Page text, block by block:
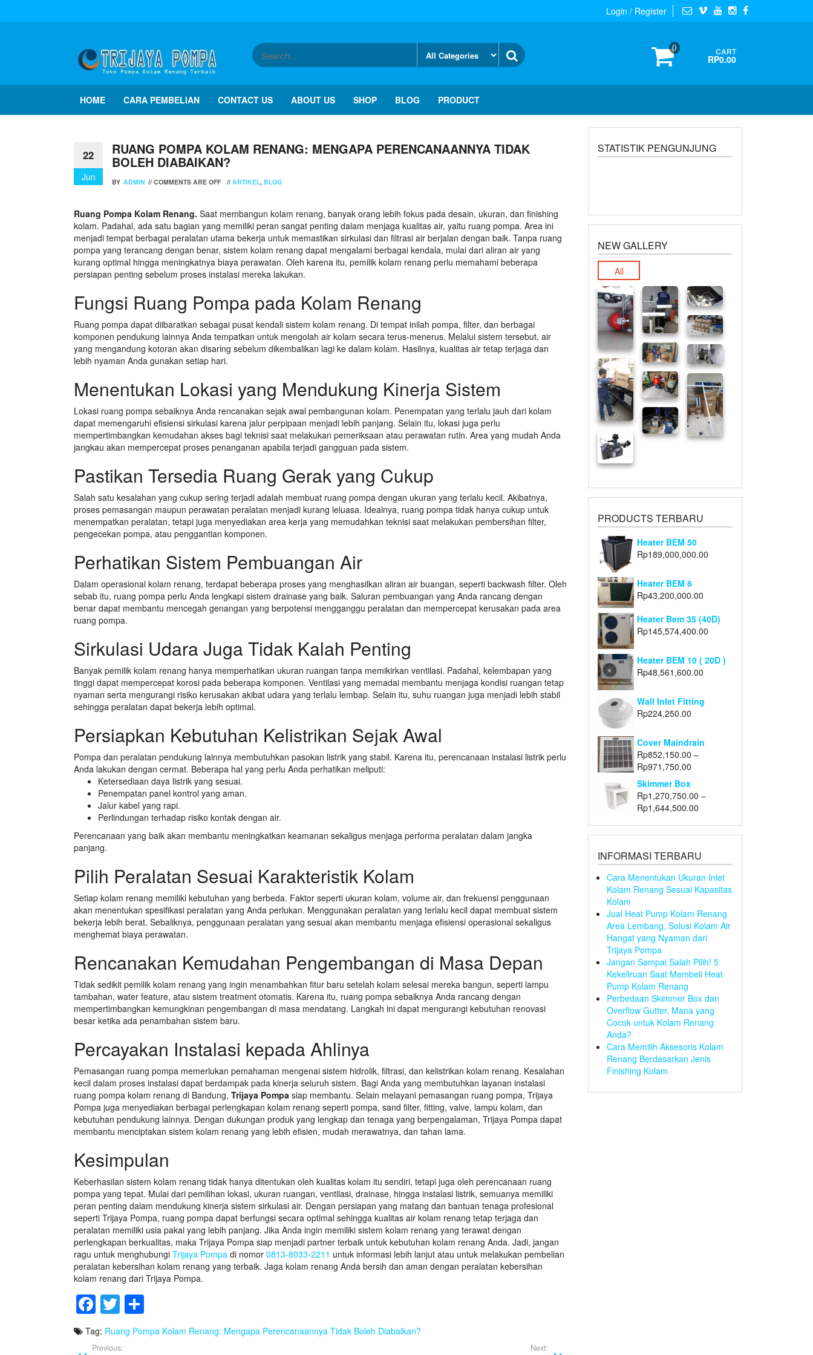
Login / Register
0 CART
RP0.00
HOME CARA PEMBELIAN CONTACT US ABOUT US SHOP BLOG PRODUCT
22
Jun
RUANG POMPA KOLAM RENANG: MENGAPA PERENCANAANNYA TIDAK
BOLEH DIABAIKAN?
BY ADMIN // COMMENTS ARE OFF // ARTIKEL, BLOG
Ruang Pompa Kolam Renang. Saat membangun kolam renang, banyak orang lebih fokus pada desain, ukuran, dan finishing
kolam. Padahal, ada satu bagian yang memiliki peran sangat penting dalam menjaga kualitas air, yaitu ruang pompa. Area ini
menjadi tempat berbagai peralatan utama bekerja untuk memastikan sirkulasi dan filtrasi air berjalan dengan baik. Tanpa ruang
pompa yang terancang dengan benar, sistem kolam renang dapat mengalami berbagai kendala, mulai dari aliran air yang
kurang optimal hingga meningkatnya biaya perawatan. Oleh karena itu, pemilik kolam renang perlu memahami beberapa
persiapan penting sebelum proses instalasi mereka lakukan.
Fungsi Ruang Pompa pada Kolam Renang
Ruang pompa dapat diibaratkan sebagai pusat kendali sistem kolam renang. Di tempat inilah pompa, filter, dan berbagai
komponen pendukung lainnya Anda tempatkan untuk mengolah air kolam secara terus-menerus. Melalui sistem tersebut, air
yang mengandung kotoran akan disaring sebelum dikembalikan lagi ke dalam kolam. Hasilnya, kualitas air tetap terjaga dan
lebih nyaman Anda gunakan setiap hari.
Menentukan Lokasi yang Mendukung Kinerja Sistem
Lokasi ruang pompa sebaiknya Anda rencanakan sejak awal pembangunan kolam. Penempatan yang terlalu jauh dari kolam
dapat memengaruhi efisiensi sirkulasi karena jalur perpipaan menjadi lebih panjang. Selain itu, lokasi juga perlu
mempertimbangkan kemudahan akses bagi teknisi saat melakukan pemeriksaan atau perawatan rutin. Area yang mudah Anda
jangkau akan mempercepat proses penanganan apabila terjadi gangguan pada sistem.
Pastikan Tersedia Ruang Gerak yang Cukup
Salah satu kesalahan yang cukup sering terjadi adalah membuat ruang pompa dengan ukuran yang terlalu kecil. Akibatnya,
proses pemasangan maupun perawatan peralatan menjadi kurang leluasa. Idealnya, ruang pompa tidak hanya cukup untuk
menempatkan peralatan, tetapi juga menyediakan area kerja yang memudahkan teknisi saat melakukan pembersihan filter,
pengecekan pompa, atau penggantian komponen.
Perhatikan Sistem Pembuangan Air
Dalam operasional kolam renang, terdapat beberapa proses yang menghasilkan aliran air buangan, seperti backwash filter. Oleh
sebab itu, ruang pompa perlu Anda lengkapi sistem drainase yang baik. Saluran pembuangan yang Anda rancang dengan
benar dapat membantu mencegah genangan yang berpotensi mengganggu peralatan dan mempercepat kerusakan pada area
ruang pompa.
Sirkulasi Udara Juga Tidak Kalah Penting
Banyak pemilik kolam renang hanya memperhatikan ukuran ruangan tanpa memikirkan ventilasi. Padahal, kelembapan yang
tinggi dapat mempercepat korosi pada beberapa komponen. Ventilasi yang memadai membantu menjaga kondisi ruangan tetap
nyaman serta mengurangi risiko kerusakan akibat udara yang terlalu lembap. Selain itu, suhu ruangan juga menjadi lebih stabil
sehingga peralatan dapat bekerja lebih optimal.
Persiapkan Kebutuhan Kelistrikan Sejak Awal
Pompa dan peralatan pendukung lainnya membutuhkan pasokan listrik yang stabil. Karena itu, perencanaan instalasi listrik perlu
Anda lakukan dengan cermat. Beberapa hal yang perlu Anda perhatikan meliputi:
Ketersediaan daya listrik yang sesuai.
Penempatan panel kontrol yang aman.
Jalur kabel yang rapi.
Perlindungan terhadap risiko kontak dengan air.
Perencanaan yang baik akan membantu meningkatkan keamanan sekaligus menjaga performa peralatan dalam jangka
panjang.
Pilih Peralatan Sesuai Karakteristik Kolam
Setiap kolam renang memiliki kebutuhan yang berbeda. Faktor seperti ukuran kolam, volume air, dan frekuensi penggunaan
akan menentukan spesifikasi peralatan yang Anda perlukan. Menggunakan peralatan yang terlalu kecil dapat membuat sistem
bekerja lebih berat. Sebaliknya, penggunaan peralatan yang sesuai akan membantu menjaga efisiensi operasional sekaligus
menghemat biaya perawatan.
Rencanakan Kemudahan Pengembangan di Masa Depan
Tidak sedikit pemilik kolam renang yang ingin menambahkan fitur baru setelah kolam selesai mereka bangun, seperti lampu
tambahan, water feature, atau sistem treatment otomatis. Karena itu, ruang pompa sebaiknya Anda rancang dengan
mempertimbangkan kemungkinan pengembangan di masa mendatang. Langkah ini dapat mengurangi kebutuhan renovasi
besar ketika ada penambahan sistem baru.
Percayakan Instalasi kepada Ahlinya
Pemasangan ruang pompa memerlukan pemahaman mengenai sistem hidrolik, filtrasi, dan kelistrikan kolam renang. Kesalahan
kecil dalam proses instalasi dapat berdampak pada kinerja seluruh sistem. Bagi Anda yang membutuhkan layanan instalasi
ruang pompa kolam renang di Bandung, Trijaya Pompa siap membantu. Selain melayani pemasangan ruang pompa, Trijaya
Pompa juga menyediakan berbagai perlengkapan kolam renang seperti pompa, sand filter, fitting, valve, lampu kolam, dan
kebutuhan pendukung lainnya. Dengan dukungan produk yang lengkap dan tenaga yang berpengalaman, Trijaya Pompa dapat
membantu menciptakan sistem kolam renang yang lebih efisien, mudah merawatnya, dan tahan lama.
Kesimpulan
Keberhasilan sistem kolam renang tidak hanya ditentukan oleh kualitas kolam itu sendiri, tetapi juga oleh perencanaan ruang
pompa yang tepat. Mulai dari pemilihan lokasi, ukuran ruangan, ventilasi, drainase, hingga instalasi listrik, semuanya memiliki
peran penting dalam mendukung kinerja sistem sirkulasi air. Dengan persiapan yang matang dan bantuan tenaga profesional
seperti Trijaya Pompa, ruang pompa dapat berfungsi secara optimal sehingga kualitas air kolam renang tetap terjaga dan
peralatan memiliki usia pakai yang lebih panjang. Jika Anda ingin memiliki sistem kolam renang yang terawat dengan
perlengkapan berkualitas, maka Trijaya Pompa siap menjadi partner terbaik untuk kebutuhan kolam renang Anda. Jadi, jangan
ragu untuk menghubungi Trijaya Pompa di nomor 0813-8033-2211 untuk informasi lebih lanjut atau untuk melakukan pembelian
peralatan kebersihan kolam renang yang terbaik. Jaga kolam renang Anda bersih dan aman dengan peralatan kebersihan
kolam renang dari Trijaya Pompa.
F
a
c
T
wi
tt
h
ar
Tag: Ruang Pompa Kolam Renang: Mengapa Perencanaannya Tidak Boleh Diabaikan?
Previous: Next:
STATISTIK PENGUNJUNG
NEW GALLERY
All
PRODUCTS TERBARU
Heater BEM 50
Rp189,000,000.00
Heater BEM 6
Rp43,200,000.00
Heater Bem 35 (40D)
Rp145,574,400.00
Heater BEM 10 ( 20D )
Rp48,561,600.00
Wall Inlet Fitting
Rp224,250.00
Cover Maindrain
Rp852,150.00 –
Rp971,750.00
Skimmer Box
Rp1,270,750.00 –
Rp1,644,500.00
INFORMASI TERBARU
Cara Menentukan Ukuran Inlet
Kolam Renang Sesuai Kapasitas
Kolam
Jual Heat Pump Kolam Renang
Area Lembang, Solusi Kolam Air
Hangat yang Nyaman dari
Trijaya Pompa
Jangan Sampai Salah Pilih! 5
Kekeliruan Saat Membeli Heat
Pump Kolam Renang
Perbedaan Skimmer Box dan
Overflow Gutter, Mana yang
Cocok untuk Kolam Renang
Anda?
Cara Memilih Aksesoris Kolam
Renang Berdasarkan Jenis
Finishing Kolam